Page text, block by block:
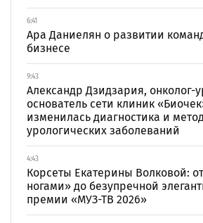
6:41
Ара Даниелян о развитии
бизнесе
9:43
Александр Дзидзария, онколог-
основатель сети клиник
изменилась диагностика и
урологических заболеваний
4:43
Корсеты Екатерины Волковой:
ногами» до безупречной
премии «МУЗ-ТВ 2026»